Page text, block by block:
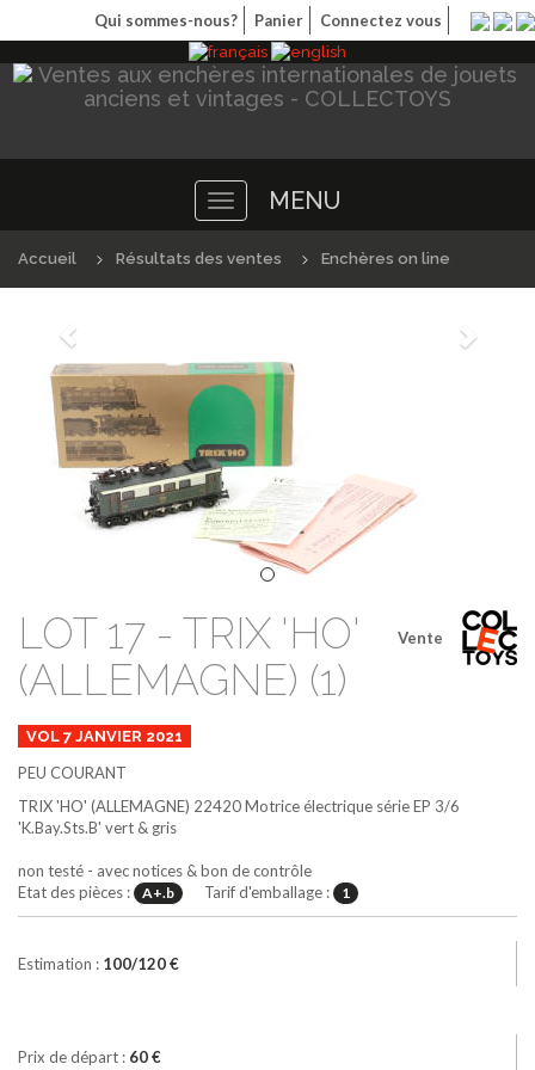
Qui sommes-nous? Panier Connectez vous
Toggle
navigation
MENU
Accueil Résultats des ventes Enchères on line
Précédént
Vente
LOT 17 - TRIX 'HO'
(ALLEMAGNE) (1)
VOL 7 JANVIER 2021
PEU COURANT
TRIX 'HO' (ALLEMAGNE) 22420Motrice électrique série EP 3/6
'K.Bay.Sts.B' vert & gris
non testé - avec notices & bon de contrôle
Etat des pièces :
A+.b Tarif d'emballage : 1
Estimation : 100/120 €
Prix de départ : 60 €